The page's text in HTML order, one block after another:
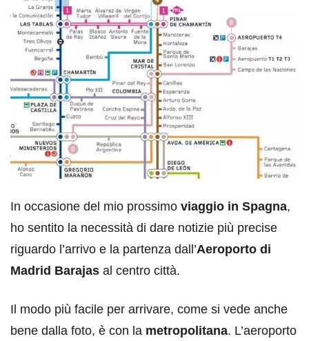
In occasione del mio prossimo viaggio in Spagna,
ho sentito la necessità di dare notizie più precise
riguardo l’arrivo e la partenza dall’Aeroporto di
Madrid Barajas al centro città.
Il modo più facile per arrivare, come si vede anche
bene dalla foto, è con la metropolitana. L’aeroporto